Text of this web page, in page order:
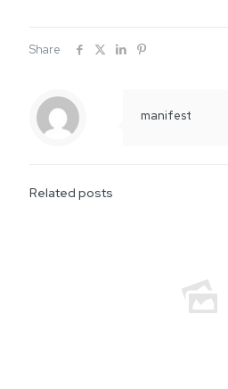
Share
manifest
Related posts